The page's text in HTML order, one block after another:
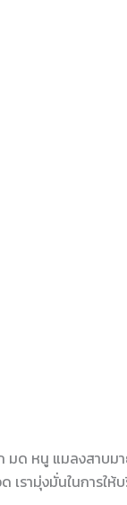
ด หนู แมลงสาบมา
เรามุ่งมั่นในการ